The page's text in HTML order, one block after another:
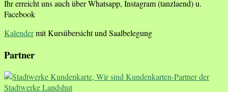
Ihr erreicht uns auch über Whatsapp, Instagram (tanzlaend) u.
Facebook
Kalendermit Kursübersicht und Saalbelegung
Partner